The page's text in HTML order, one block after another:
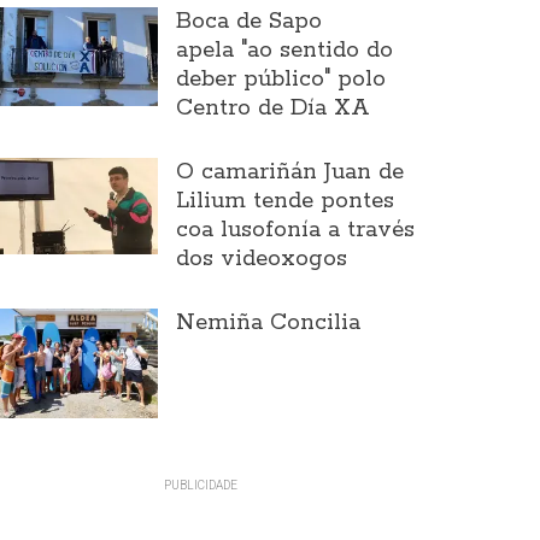
Boca de Sapo
apela "ao sentido do
deber público" polo
Centro de Día XA
O camariñán Juan de
Lilium tende pontes
coa lusofonía a través
dos videoxogos
Nemiña Concilia